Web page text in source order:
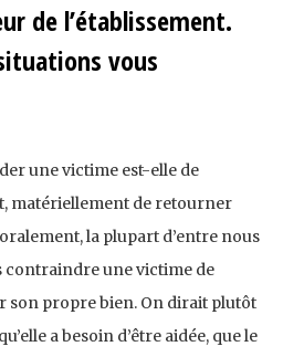
de l’établissement.
vous
une victime est-elle de
matériellement de retourner
la plupart d’entre nous
contraindre une victime de
son propre bien. On dirait plutôt
a besoin d’être aidée, que le